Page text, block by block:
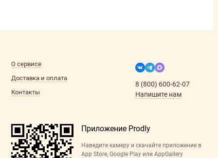
О сервисе
Доставка и оплата
Контакты
8 (800) 600-62-07
Напишите нам
Приложение Prodly
Наведите камеру и скачайте приложение в
App Store, Google Play или AppGallery